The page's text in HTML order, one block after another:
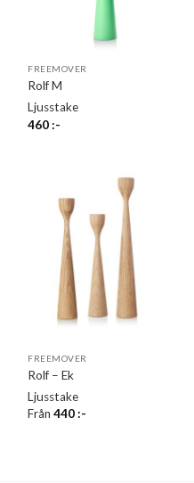
FREEMOVER
Rolf M
Ljusstake
460:-
FREEMOVER
Rolf – Ek
Ljusstake
Från440:-